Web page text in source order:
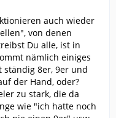
auch wieder
von denen
Du alle, ist in
nämlich einiges
ständig 8er, 9er und
der Hand, oder?
zu stark, die da
wie "ich hatte noch